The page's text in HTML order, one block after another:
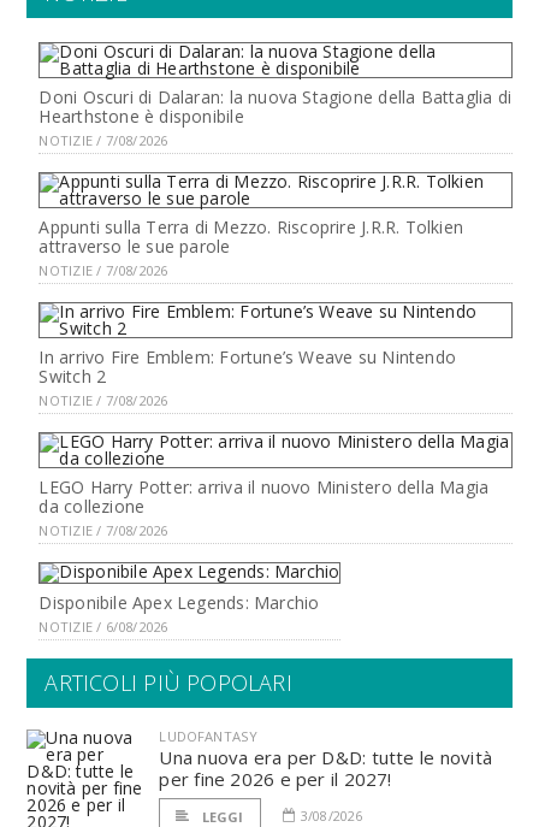
Doni Oscuri di Dalaran: la nuova Stagione della Battaglia di
Hearthstone è disponibile
NOTIZIE / 7/08/2026
Appunti sulla Terra di Mezzo. Riscoprire J.R.R. Tolkien
attraverso le sue parole
NOTIZIE / 7/08/2026
In arrivo Fire Emblem: Fortune’s Weave su Nintendo
Switch 2
NOTIZIE / 7/08/2026
LEGO Harry Potter: arriva il nuovo Ministero della Magia
da collezione
NOTIZIE / 7/08/2026
Disponibile Apex Legends: Marchio
NOTIZIE / 6/08/2026
ARTICOLI PIÙ POPOLARI
LUDOFANTASY
Una nuova era per D&D: tutte le novità
per fine 2026 e per il 2027!
LEGGI 3/08/2026